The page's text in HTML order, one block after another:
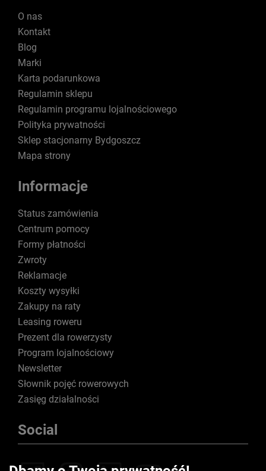
O nas
Kontakt
Blog
Marki
Karta podarunkowa
Regulamin sklepu
Regulamin programu lojalnościowego
Polityka prywatności
Sklep stacjonarny Bydgoszcz
Mapa strony
Informacje
Status zamówienia
Centrum pomocy
Formy płatności
Zwroty
Reklamacje
Koszty wysyłki
Zakupy na raty
Leasing roweru
Prezent dla rowerzysty
Program lojalnościowy
Newsletter
Słownik pojęć rowerowych
Zasięg działalności
Social